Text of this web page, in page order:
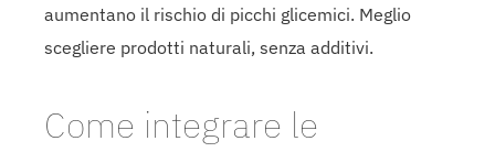
aumentano il rischio di picchi glicemici. Meglio
scegliere prodotti naturali, senza additivi.
Come integrare le